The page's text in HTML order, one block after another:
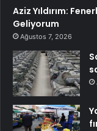
Aziz Yıldırım:
Geliyorum
Ağustos 7, 2026